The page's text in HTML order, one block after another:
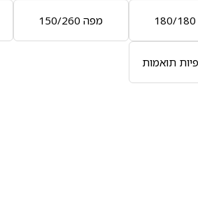
מפה 150/260